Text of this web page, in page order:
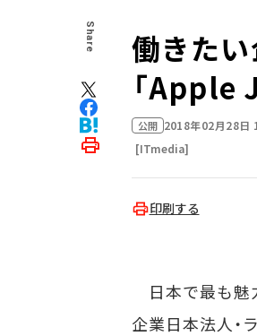
Share
働きた
「Apple
公開 2018年02月28日
[ITmedia]
印刷する
日本で最も魅
企業日本法人・